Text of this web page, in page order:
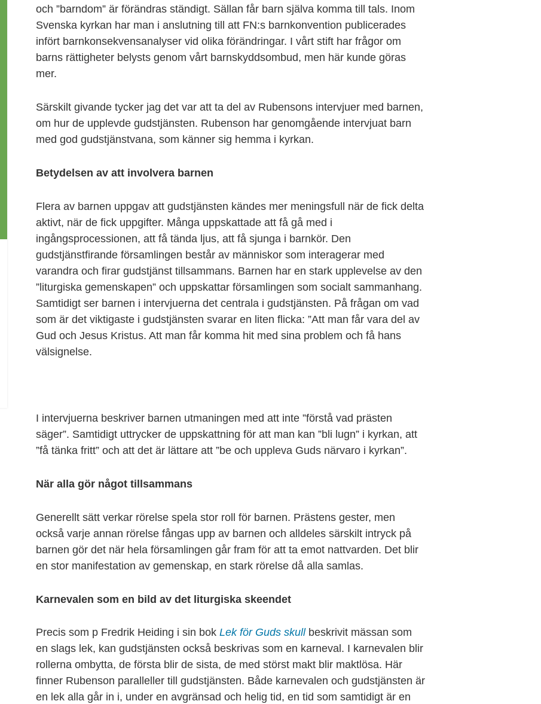
och ”barndom” är förändras ständigt. Sällan får barn själva komma till tals. Inom
Svenska kyrkan har man i anslutning till att FN:s barnkonvention publicerades
infört barnkonsekvensanalyser vid olika förändringar. I vårt stift har frågor om
barns rättigheter belysts genom vårt barnskyddsombud, men här kunde göras
mer.
Särskilt givande tycker jag det var att ta del av Rubensons intervjuer med barnen,
om hur de upplevde gudstjänsten. Rubenson har genomgående intervjuat barn
med god gudstjänstvana, som känner sig hemma i kyrkan.
Betydelsen av att involvera barnen
Flera av barnen uppgav att gudstjänsten kändes mer meningsfull när de fick delta
aktivt, när de fick uppgifter. Många uppskattade att få gå med i
ingångsprocessionen, att få tända ljus, att få sjunga i barnkör. Den
gudstjänstfirande församlingen består av människor som interagerar med
varandra och firar gudstjänst tillsammans. Barnen har en stark upplevelse av den
”liturgiska gemenskapen” och uppskattar församlingen som socialt sammanhang.
Samtidigt ser barnen i intervjuerna det centrala i gudstjänsten. På frågan om vad
som är det viktigaste i gudstjänsten svarar en liten flicka: ”Att man får vara del av
Gud och Jesus Kristus. Att man får komma hit med sina problem och få hans
välsignelse.
I intervjuerna beskriver barnen utmaningen med att inte ”förstå vad prästen
säger”. Samtidigt uttrycker de uppskattning för att man kan ”bli lugn” i kyrkan, att
”få tänka fritt” och att det är lättare att ”be och uppleva Guds närvaro i kyrkan”.
När alla gör något tillsammans
Generellt sätt verkar rörelse spela stor roll för barnen. Prästens gester, men
också varje annan rörelse fångas upp av barnen och alldeles särskilt intryck på
barnen gör det när hela församlingen går fram för att ta emot nattvarden. Det blir
en stor manifestation av gemenskap, en stark rörelse då alla samlas.
Karnevalen som en bild av det liturgiska skeendet
Precis som p Fredrik Heiding i sin bokLek för Guds skull beskrivit mässan som
en slags lek, kan gudstjänsten också beskrivas som en karneval. I karnevalen blir
rollerna ombytta, de första blir de sista, de med störst makt blir maktlösa. Här
finner Rubenson paralleller till gudstjänsten. Både karnevalen och gudstjänsten är
en lek alla går in i, under en avgränsad och helig tid, en tid som samtidigt är en